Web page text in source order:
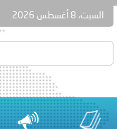
السبت، 8 أغسطس 2026
الأميريين معالي
العام..
الأعيان المدنية في